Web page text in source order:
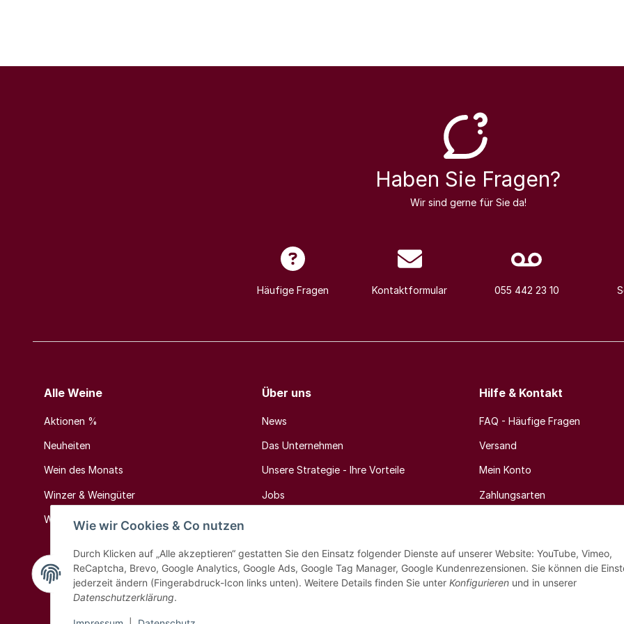
Wie wir Cookies & Co nutzen
Durch Klicken auf „Alle akzeptieren“ gestatten Sie den Einsatz folgender Dienste auf unserer Website: YouTube, Vimeo,
ReCaptcha, Brevo, Google Analytics, Google Ads, Google Tag Manager, Google Kundenrezensionen. Sie können die
jederzeit ändern (Fingerabdruck-Icon links unten). Weitere Details finden Sie unter Konfigurieren und in unserer
Datenschutzerklärung.
Haben Sie Fragen?
Wir sind gerne für Sie da!
Häufige Fragen Kontaktformular 055 442 23 10
Alle Weine
Aktionen %
Neuheiten
Wein des Monats
Winzer & Weingüter
Weinländer & Weinregionen
Über uns
News
Das Unternehmen
Unsere Strategie - Ihre Vorteile
Jobs
Hilfe & Kontakt
FAQ - Häufige Fragen
Versand
Mein Konto
Zahlungsarten